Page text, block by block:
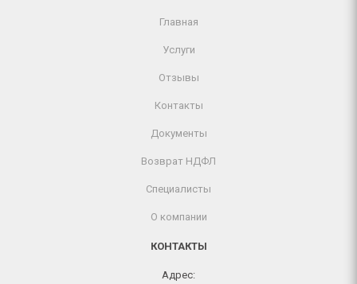
Главная
Услуги
Отзывы
Контакты
Документы
Возврат НДФЛ
Специалисты
О компании
КОНТАКТЫ
Адрес: